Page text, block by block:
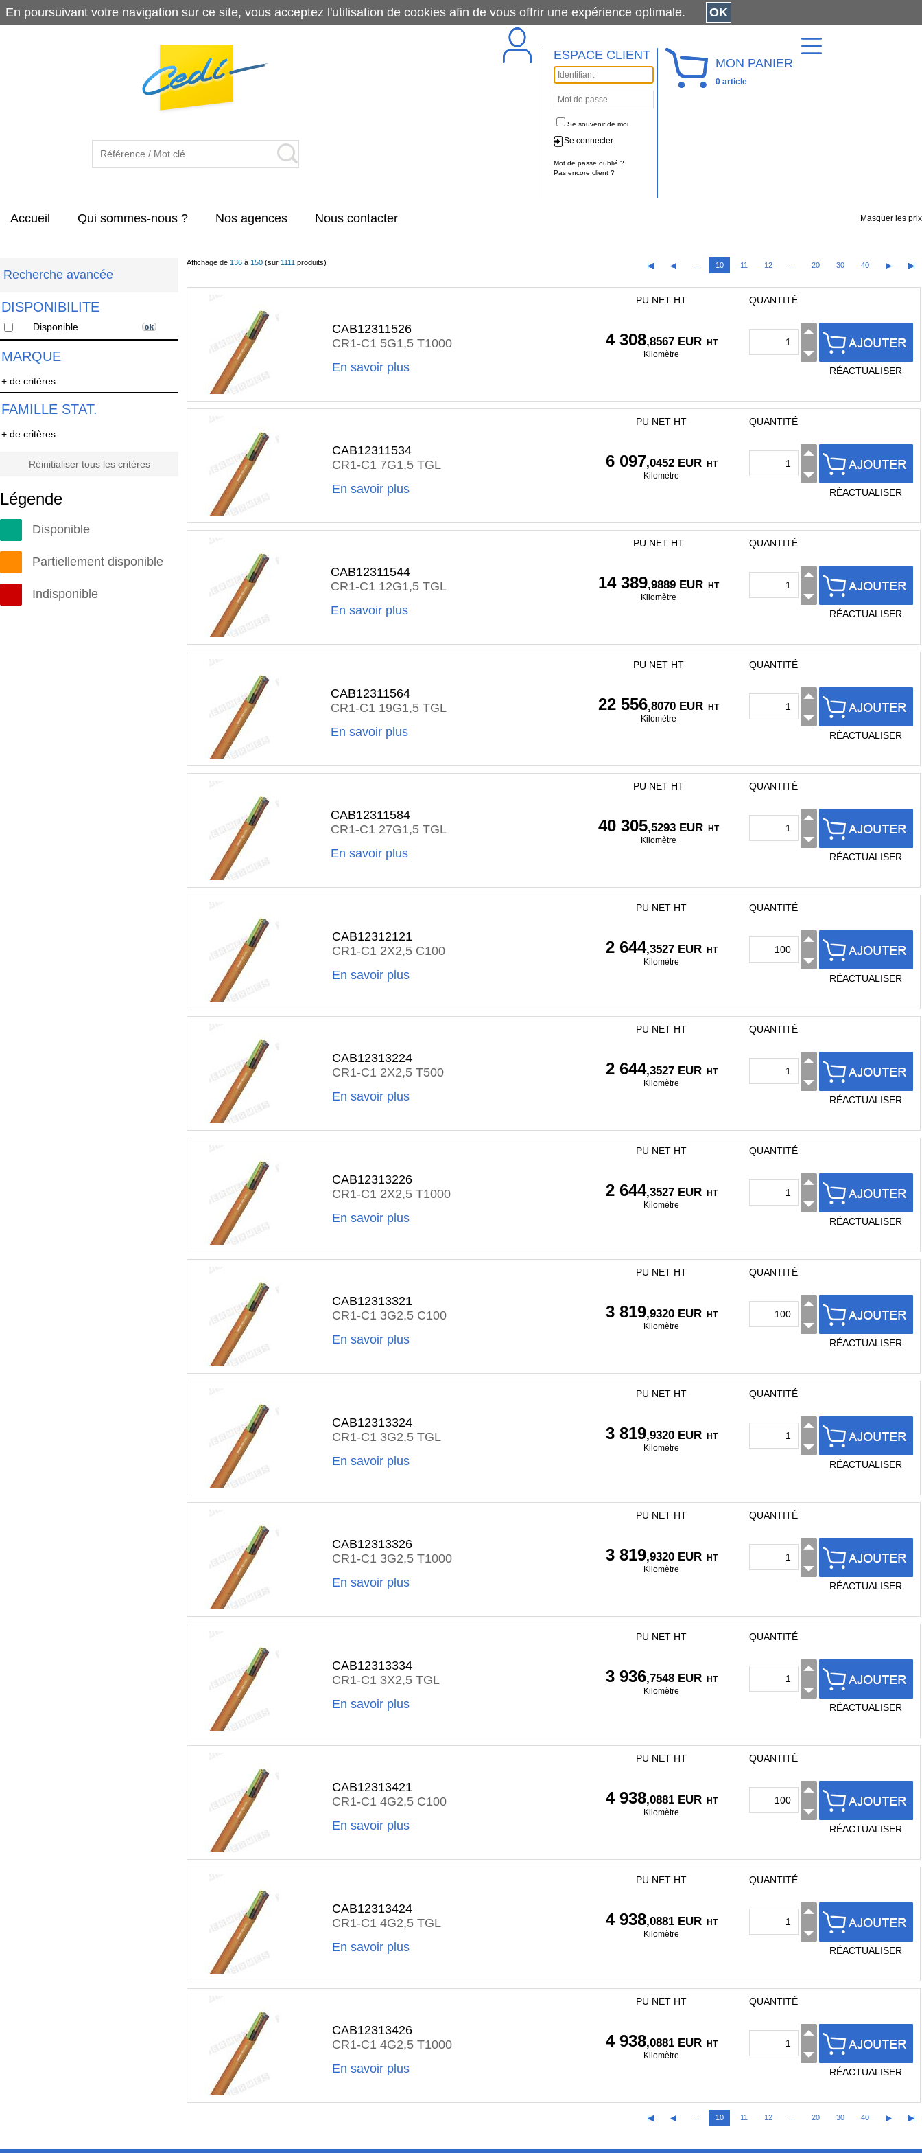
ESPACE CLIENT
Se souvenir de moi
Se connecter
Mot de passe oublié ?
Pas encore client ?
MON PANIER
0 article
Accueil Qui sommes-nous ? Nos agences Nous contacter Masquer les prix
Recherche avancée
DISPONIBILITE
Disponible
MARQUE
+ de critères
FAMILLE STAT.
+ de critères
Réinitialiser tous les critères
Légende
Disponible
Partiellement disponible
Indisponible
Affichage de 136 à 150 (sur 1111 produits) 10 11 12 20 30 40
CAB12311526
CR1-C1 5G1,5 T1000
En savoir plus
PU NET HT
4 308,8567 EUR
HT
Kilomètre
QUANTITÉ
RÉACTUALISER
CAB12311534
CR1-C1 7G1,5 TGL
En savoir plus
PU NET HT
6 097,0452 EUR
HT
Kilomètre
QUANTITÉ
RÉACTUALISER
CAB12311544
CR1-C1 12G1,5 TGL
En savoir plus
PU NET HT
14 389,9889 EUR
HT
Kilomètre
QUANTITÉ
RÉACTUALISER
CAB12311564
CR1-C1 19G1,5 TGL
En savoir plus
PU NET HT
22 556,8070 EUR
HT
Kilomètre
QUANTITÉ
RÉACTUALISER
CAB12311584
CR1-C1 27G1,5 TGL
En savoir plus
PU NET HT
40 305,5293 EUR
HT
Kilomètre
QUANTITÉ
RÉACTUALISER
CAB12312121
CR1-C1 2X2,5 C100
En savoir plus
PU NET HT
2 644,3527 EUR
HT
Kilomètre
QUANTITÉ
RÉACTUALISER
CAB12313224
CR1-C1 2X2,5 T500
En savoir plus
PU NET HT
2 644,3527 EUR
HT
Kilomètre
QUANTITÉ
RÉACTUALISER
CAB12313226
CR1-C1 2X2,5 T1000
En savoir plus
PU NET HT
2 644,3527 EUR
HT
Kilomètre
QUANTITÉ
RÉACTUALISER
CAB12313321
CR1-C1 3G2,5 C100
En savoir plus
PU NET HT
3 819,9320 EUR
HT
Kilomètre
QUANTITÉ
RÉACTUALISER
CAB12313324
CR1-C1 3G2,5 TGL
En savoir plus
PU NET HT
3 819,9320 EUR
HT
Kilomètre
QUANTITÉ
RÉACTUALISER
CAB12313326
CR1-C1 3G2,5 T1000
En savoir plus
PU NET HT
3 819,9320 EUR
HT
Kilomètre
QUANTITÉ
RÉACTUALISER
CAB12313334
CR1-C1 3X2,5 TGL
En savoir plus
PU NET HT
3 936,7548 EUR
HT
Kilomètre
QUANTITÉ
RÉACTUALISER
CAB12313421
CR1-C1 4G2,5 C100
En savoir plus
PU NET HT
4 938,0881 EUR
HT
Kilomètre
QUANTITÉ
RÉACTUALISER
CAB12313424
CR1-C1 4G2,5 TGL
En savoir plus
PU NET HT
4 938,0881 EUR
HT
Kilomètre
QUANTITÉ
RÉACTUALISER
CAB12313426
CR1-C1 4G2,5 T1000
En savoir plus
PU NET HT
4 938,0881 EUR
HT
Kilomètre
QUANTITÉ
RÉACTUALISER
10 11 12 20 30 40
En poursuivant votre navigation sur ce site, vous acceptez l'utilisation de cookies afin de vous offrir une expérience optimale. OK